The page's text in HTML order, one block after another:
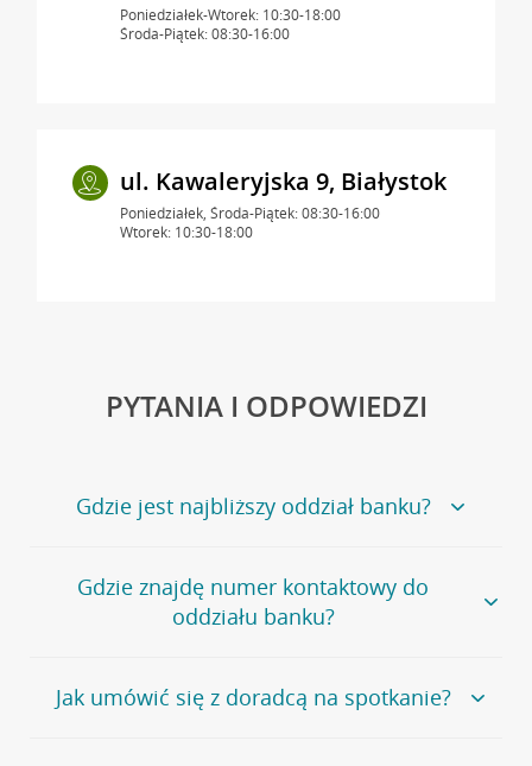
Poniedziałek-Wtorek: 10:30-18:00
Środa-Piątek: 08:30-16:00
ul. Kawaleryjska 9, Białystok
Poniedziałek, Środa-Piątek: 08:30-16:00
Wtorek: 10:30-18:00
PYTANIA I ODPOWIEDZI
Gdzie jest najbliższy oddział banku?
Jeśli szukasz oddziału naszego banku, zapraszamy na
stronęPlacówki i bankomaty, na której znajduje się
wygodna wyszukiwarka.
oddziałów
Gdzie znajdę numer kontaktowy do
oddziału banku?
Bank Credit Agricole nie udostępnia ogólnego numeru
telefonu do placówki bankowej.
Jak umówić się z doradcą na spotkanie?